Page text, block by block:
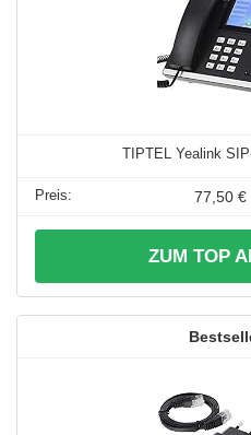
TIPTEL Yealink
77,50 €
ZUM TOP